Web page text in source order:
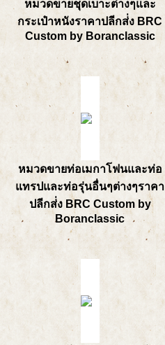
หมวดขายชุดเบาะต่างๆและ
กระเป๋าหนังราคาปลีกส่่ง BRC
Custom by Boranclassic
หมวดขายท่อเมกาโฟนและท่อ
แทรปและท่อรุ่นอื่นๆต่างๆราคา
ปลีกส่่ง BRC Custom by
Boranclassic